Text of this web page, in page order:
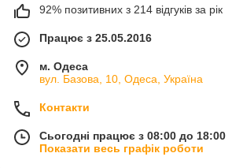
92% позитивних з 214 відгуків за рік
Працює з 25.05.2016
м. Одеса
вул. Базова, 10, Одеса, Україна
Контакти
Сьогодні працює з 08:00 до 18:00
Показати весь графік роботи